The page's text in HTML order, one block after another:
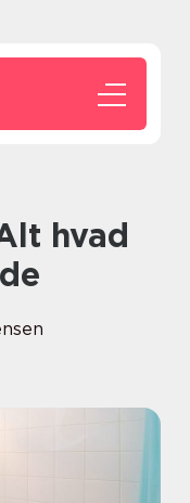
hvad